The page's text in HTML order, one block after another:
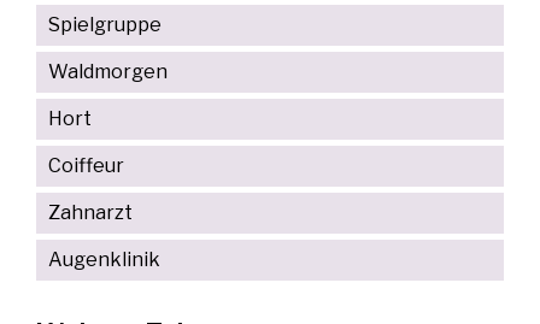
Spielgruppe
Waldmorgen
Hort
Coiffeur
Zahnarzt
Augenklinik